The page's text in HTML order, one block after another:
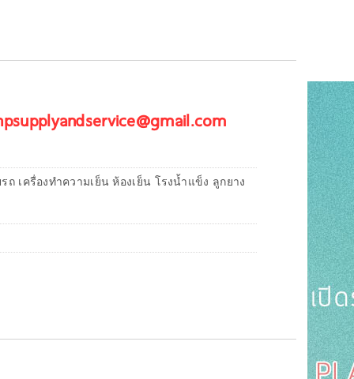
เครื่องทำความเย็น ห้องเย็น โรงน้ำแข็ง ลูกยาง